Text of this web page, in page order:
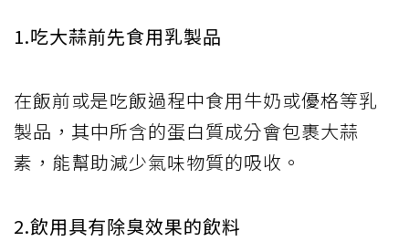
1.吃大蒜前先食用乳製品
在飯前或是吃飯過程中食用牛奶或優格等乳
製品，其中所含的蛋白質成分會包裹大蒜
素，能幫助減少氣味物質的吸收。
2.飲用具有除臭效果的飲料